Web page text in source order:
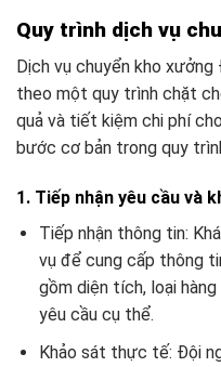
Quy trình dịch vụ
Dịch vụ chuyển kho
theo một quy trình chặt
quả và tiết kiệm chi phí
bước cơ bản trong quy
1. Tiếp nhận yêu cầu và
Tiếp nhận thông tin:
vụ để cung cấp thông
gồm diện tích, loại
yêu cầu cụ thể.
Khảo sát thực tế: Đội